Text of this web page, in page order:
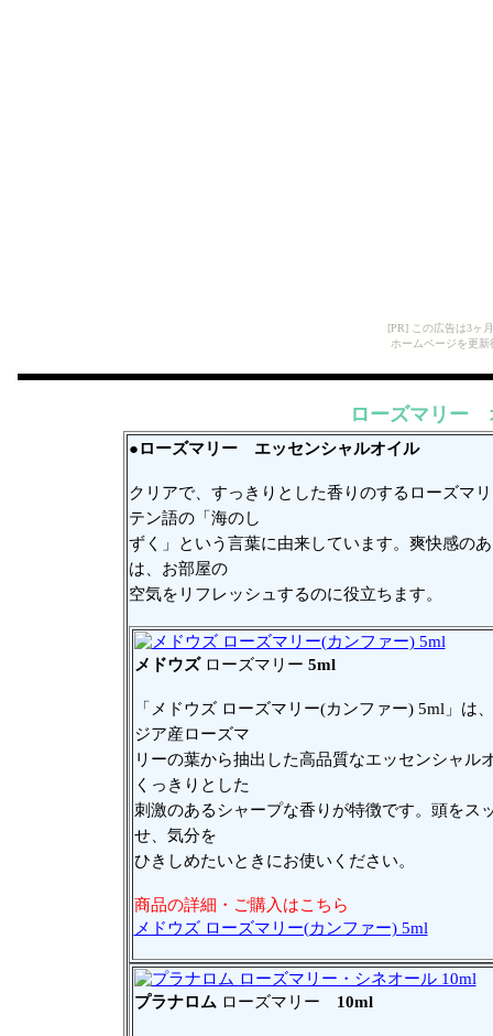
[PR] この広告は3ヶ
ホームページを更
ローズマリー
●ローズマリー エッセンシャルオイル
クリアで、すっきりとした香りのするローズマ
テン語の「海のし
ずく」という言葉に由来しています。爽快感の
は、お部屋の
空気をリフレッシュするのに役立ちます。
メドウズ ローズマリー 5ml
「メドウズ ローズマリー(カンファー) 5ml」は
ジア産ローズマ
リーの葉から抽出した高品質なエッセンシャル
くっきりとした
刺激のあるシャープな香りが特徴です。頭をス
せ、気分を
ひきしめたいときにお使いください。
商品の詳細・ご購入はこちら
メドウズ ローズマリー(カンファー) 5ml
プラナロム ローズマリー 10ml